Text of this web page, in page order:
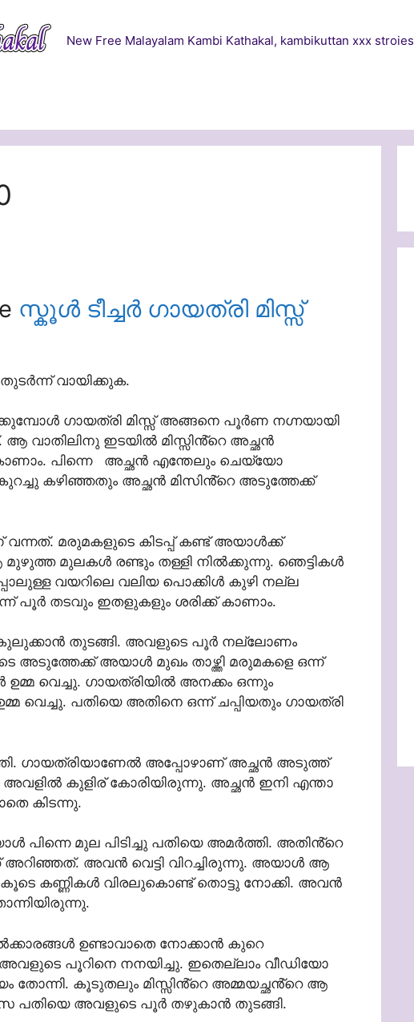
New Free Malayalam Kambi Kathakal, kambikuttan xxx stroies
സ്കൂൾ ടീച്ചർ ഗായത്രി മിസ്സ്‌
വായിക്കുക.
ഗായത്രി മിസ്സ്‌ അങ്ങനെ പൂർണ നഗ്നയായി
ആ വാതിലിനു ഇടയിൽ മിസ്സിൻ്റെ അച്ഛൻ
പിന്നെ അച്ഛൻ എന്തേലും ചെയ്യോ
കഴിഞ്ഞതും അച്ഛൻ മിസിൻ്റെ അടുത്തേക്ക്
മരുമകളുടെ കിടപ്പ് കണ്ട് അയാൾക്ക്
മുഴുത്ത മുലകൾ രണ്ടും തള്ളി നിൽക്കുന്നു. ഞെട്ടികൾ
വയറിലെ വലിയ പൊക്കിൾ കുഴി നല്ല
തടവും ഇതളുകളും ശരിക്ക് കാണാം.
തുടങ്ങി. അവളുടെ പൂർ നല്ലോണം
അയാൾ മുഖം താഴ്ത്തി മരുമകളെ ഒന്ന്
വെച്ചു. ഗായത്രിയിൽ അനക്കം ഒന്നും
പതിയെ അതിനെ ഒന്ന് ചപ്പിയതും ഗായത്രി
ഗായത്രിയാണേൽ അപ്പോഴാണ് അച്ഛൻ അടുത്ത്
അവളിൽ കുളിര് കോരിയിരുന്നു. അച്ഛൻ ഇനി എന്താ
കിടന്നു.
മുല പിടിച്ചു പതിയെ അമർത്തി. അതിൻ്റെ
അറിഞ്ഞത്. അവൻ വെട്ടി വിറച്ചിരുന്നു. അയാൾ ആ
കൂടെ കണ്ണികൾ വിരലുകൊണ്ട് തൊട്ടു നോക്കി. അവൻ
ഉണ്ടാവാതെ നോക്കാൻ കുറെ
പൂറിനെ നനയിച്ചു. ഇതെല്ലാം വീഡിയോ
കൂടുതലും മിസ്സിൻ്റെ അമ്മയച്ഛൻ്റെ ആ
പതിയെ അവളുടെ പൂർ തഴുകാൻ തുടങ്ങി.